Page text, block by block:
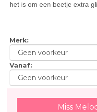
het is om een beetje extra
Merk:
Vanaf:
Miss